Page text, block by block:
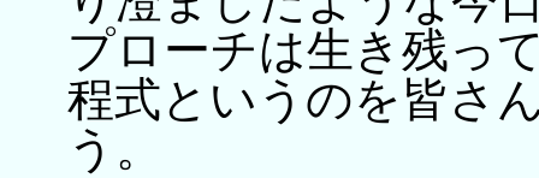
プローチは生き残っ
程式というのを皆さ
う。